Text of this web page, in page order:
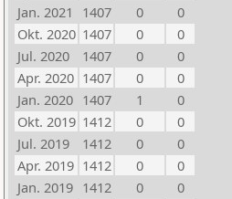
Jan. 2021
1407 0
0
Okt. 2020 1407 0
0
Jul. 2020
1407 0
0
Apr. 2020 1407 0
0
Jan. 2020 1407 1
0
Okt. 2019 1412 0
0
Jul. 2019
1412 0
0
Apr. 2019 1412 0
0
Jan. 2019 1412 0
0